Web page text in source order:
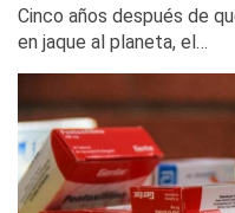
Cinco años después de
en jaque al planeta, el…